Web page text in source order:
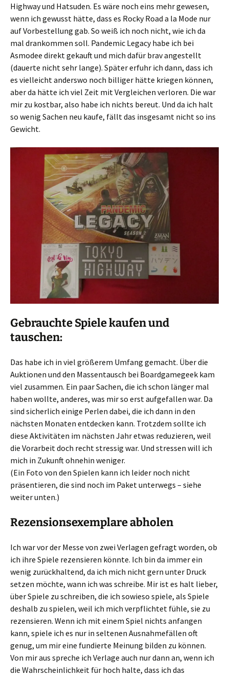
Highway und Hatsuden. Es wäre noch eins mehr gewesen,
wenn ich gewusst hätte, dass es Rocky Road a la Mode nur
auf Vorbestellung gab. So weiß ich noch nicht, wie ich da
mal drankommen soll. Pandemic Legacy habe ich bei
Asmodee direkt gekauft und mich dafür brav angestellt
(dauerte nicht sehr lange). Später erfuhr ich dann, dass ich
es vielleicht anderswo noch billiger hätte kriegen können,
aber da hätte ich viel Zeit mit Vergleichen verloren. Die war
mir zu kostbar, also habe ich nichts bereut. Und da ich halt
so wenig Sachen neu kaufe, fällt das insgesamt nicht so ins
Gewicht.
Gebrauchte Spiele kaufen und
tauschen:
Das habe ich in viel größerem Umfang gemacht. Über die
Auktionen und den Massentausch bei Boardgamegeek kam
viel zusammen. Ein paar Sachen, die ich schon länger mal
haben wollte, anderes, was mir so erst aufgefallen war. Da
sind sicherlich einige Perlen dabei, die ich dann in den
nächsten Monaten entdecken kann. Trotzdem sollte ich
diese Aktivitäten im nächsten Jahr etwas reduzieren, weil
die Vorarbeit doch recht stressig war. Und stressen will ich
mich in Zukunft ohnehin weniger.
(Ein Foto von den Spielen kann ich leider noch nicht
präsentieren, die sind noch im Paket unterwegs – siehe
weiter unten.)
Rezensionsexemplare abholen
Ich war vor der Messe von zwei Verlagen gefragt worden, ob
ich ihre Spiele rezensieren könnte. Ich bin da immer ein
wenig zurückhaltend, da ich mich nicht gern unter Druck
setzen möchte, wann ich was schreibe. Mir ist es halt lieber,
über Spiele zu schreiben, die ich sowieso spiele, als Spiele
deshalb zu spielen, weil ich mich verpflichtet fühle, sie zu
rezensieren. Wenn ich mit einem Spiel nichts anfangen
kann, spiele ich es nur in seltenen Ausnahmefällen oft
genug, um mir eine fundierte Meinung bilden zu können.
Von mir aus spreche ich Verlage auch nur dann an, wenn ich
die Wahrscheinlichkeit für hoch halte, dass ich das